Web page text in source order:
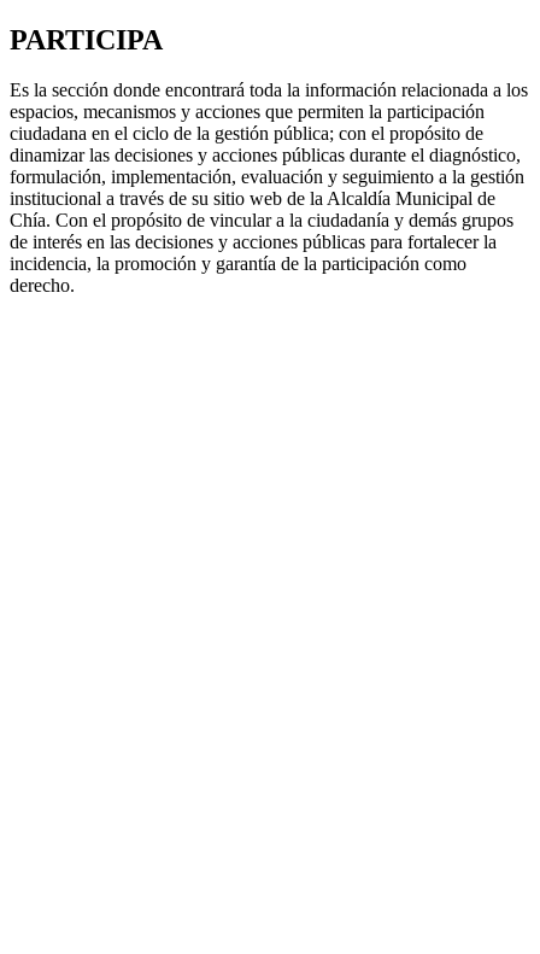
PARTICIPA
Es la sección donde encontrará toda la información relacionada a los
espacios, mecanismos y acciones que permiten la participación
ciudadana en el ciclo de la gestión pública; con el propósito de
dinamizar las decisiones y acciones públicas durante el diagnóstico,
formulación, implementación, evaluación y seguimiento a la gestión
institucional a través de su sitio web de la Alcaldía Municipal de
Chía. Con el propósito de vincular a la ciudadanía y demás grupos
de interés en las decisiones y acciones públicas para fortalecer la
incidencia, la promoción y garantía de la participación como
derecho.